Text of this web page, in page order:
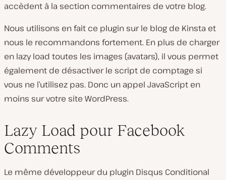
accèdent à la section commentaires de votre blog.
Nous utilisons en fait ce plugin sur le blog de Kinsta et
nous le recommandons fortement. En plus de charger
en lazy load toutes les images (avatars), il vous permet
également de désactiver le script de comptage si
vous ne l’utilisez pas. Donc un appel JavaScript en
moins sur votre site WordPress.
Lazy Load pour Facebook
Comments
Le même développeur du plugin Disqus Conditional